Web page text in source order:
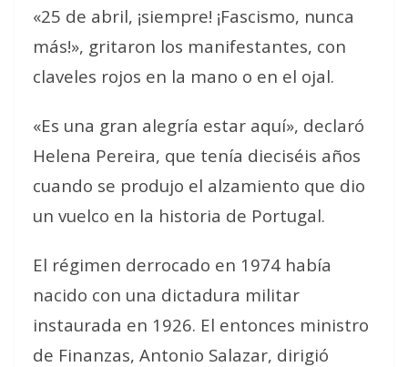
«25 de abril, ¡siempre! ¡Fascismo, nunca
más!», gritaron los manifestantes, con
claveles rojos en la mano o en el ojal.
«Es una gran alegría estar aquí», declaró
Helena Pereira, que tenía dieciséis años
cuando se produjo el alzamiento que dio
un vuelco en la historia de Portugal.
El régimen derrocado en 1974 había
nacido con una dictadura militar
instaurada en 1926. El entonces ministro
de Finanzas, Antonio Salazar, dirigió